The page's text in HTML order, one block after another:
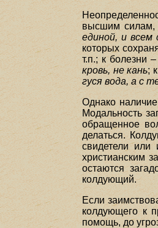
высшим силам,
единой, и
которых
т.п.; к болезни
кровь, не кань;
гуся вода, а с
Однако
Модальность
обращенное
делаться.
свидетели или
христианским
остаются
колдующий.
Если
колдующего к
помощь, до